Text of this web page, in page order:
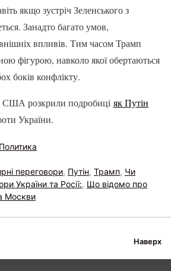
якщо зустріч Зеленського з
Занадто багато умов,
впливів. Тим часом Трамп
фігурою, навколо якої обертаються
боків конфлікту.
США розкрили подробиці як Путін
України.
Политика
переговори, Путін, Трамп, Чи
України та Росії:, Що відомо про
Москви
Наверх